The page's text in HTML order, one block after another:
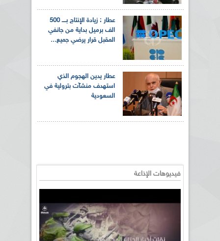
عطار : زيادة الإنتاج بــــ 500
الف برميل بداية من جانفي
المقبل قرار يرضي جميع...
عطار يدين الهجوم الذي
استهدف منشآت بترولية في
السعودية
فيديوهات الإذاعة